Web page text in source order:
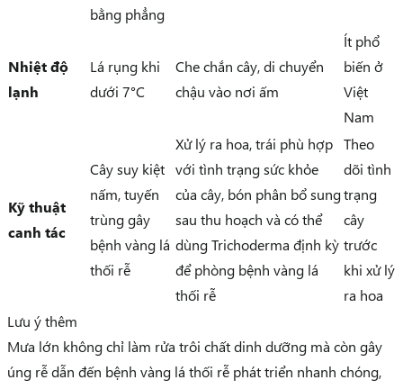
bằng phẳng
Nhiệt độ
lạnh
Lá rụng khi
dưới 7°C
Che chắn cây, di chuyển
chậu vào nơi ấm
Ít phổ
biến ở
Việt
Nam
Kỹ thuật
canh tác
Cây suy kiệt
nấm, tuyến
trùng gây
bệnh vàng lá
thối rễ
Xử lý ra hoa, trái phù hợp
với tình trạng sức khỏe
của cây, bón phân bổ sung
sau thu hoạch và có thể
dùng Trichoderma định kỳ
để phòng bệnh vàng lá
thối rễ
Theo
dõi tình
trạng
cây
trước
khi xử lý
ra hoa
Lưu ý thêm
Mưa lớn không chỉ làm rửa trôi chất dinh dưỡng mà còn gây
úng rễ dẫn đến bệnh vàng lá thối rễ phát triển nhanh chóng,